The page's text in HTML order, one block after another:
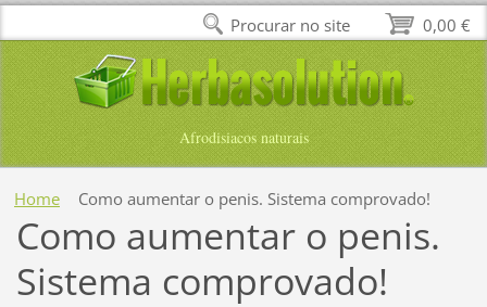
Afrodisiacos naturais
Home Como aumentar o penis. Sistema comprovado!
Como aumentar o penis.
Sistema comprovado!
0,00 €
Procurar no site